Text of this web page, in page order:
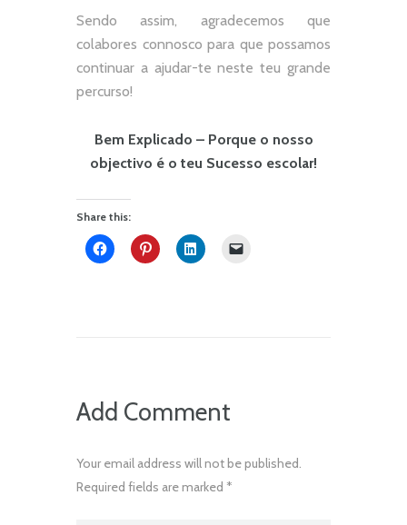
Sendo assim, agradecemos que
colabores connosco para que possamos
continuar a ajudar-te neste teu grande
percurso!
Bem Explicado – Porque o nosso
objectivo é o teu Sucesso escolar!
Share this:
Add Comment
Your email address will not be published.
Required fields are marked *